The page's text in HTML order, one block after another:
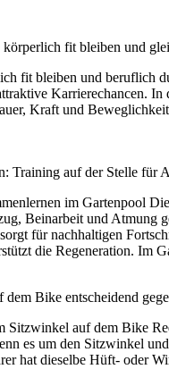
fit bleiben und
fit bleiben und beruflich
Karrierechancen.
Kraft und
Training auf der Stelle für
im Gartenpool
Beinarbeit und
für nachhaltigen
die Regeneration. Im
Bike entscheidend
Sitzwinkel auf dem Bike
es um den Sitzwinkel
hat dieselbe Hüft- oder